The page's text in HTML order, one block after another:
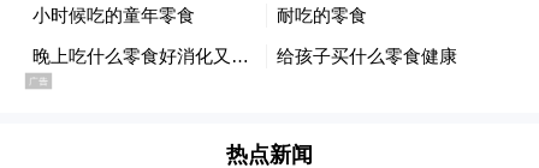
支付宝与微信支付的双雄格局，让中国越过
信用卡阶段，直接步入无现金社会。这一跃
不仅是社交工具，而是承载了从电商、打车
热点新闻